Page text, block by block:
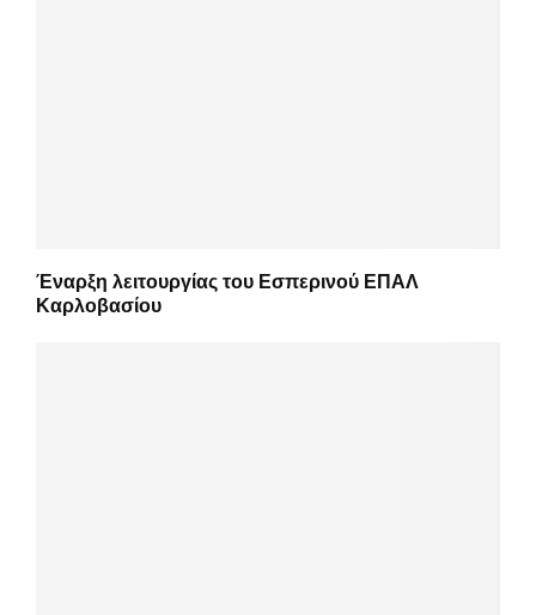
Έναρξη λειτουργίας του Εσπερινού ΕΠΑΛ
Καρλοβασίου